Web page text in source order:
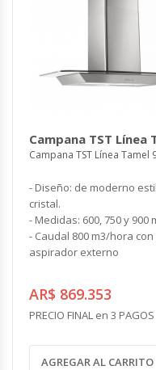
Campana TST Línea
Campana TST Línea Tamel
- Diseño: de moderno
cristal.
- Medidas: 600, 750 y 900
- Caudal 800 m3/hora
aspirador externo
AR$ 869.353
PRECIO FINAL en 3 PAGOS
AGREGAR AL CARRITO